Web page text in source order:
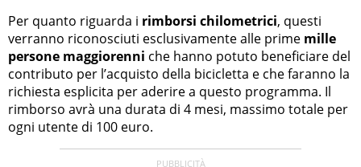
Per quanto riguarda i rimborsi chilometrici, questi
verranno riconosciuti esclusivamente alle prime mille
persone maggiorenni che hanno potuto beneficiare del
contributo per l’acquisto della bicicletta e che faranno la
richiesta esplicita per aderire a questo programma. Il
rimborso avrà una durata di 4 mesi, massimo totale per
ogni utente di 100 euro.